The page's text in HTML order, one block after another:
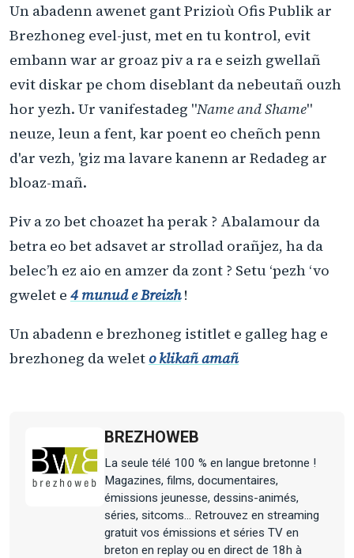
Un abadenn awenet gant Prizioù Ofis Publik ar
Brezhoneg evel-just, met en tu kontrol, evit
embann war ar groaz piv a ra e seizh gwellañ
evit diskar pe chom diseblant da nebeutañ ouzh
hor yezh. Ur vanifestadeg "Name and Shame"
neuze, leun a fent, kar poent eo cheñch penn
d'ar vezh, 'giz ma lavare kanenn ar Redadeg ar
bloaz-mañ.
Piv a zo bet choazet ha perak ? Abalamour da
betra eo bet adsavet ar strollad orañjez, ha da
belec’h ez aio en amzer da zont ? Setu ‘pezh ‘vo
gwelet e 4 munud e Breizh!
Un abadenn e brezhoneg istitlet e galleg hag e
brezhoneg da weleto klikañ amañ
BREZHOWEB
La seule télé 100 % en langue bretonne !
Magazines, films, documentaires,
émissions jeunesse, dessins-animés,
séries, sitcoms... Retrouvez en streaming
gratuit vos émissions et séries TV en
breton en replay ou en direct de 18h à